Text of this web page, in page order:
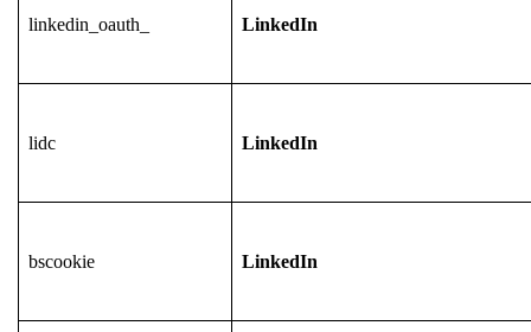
linkedin_oauth_ LinkedIn
lidc LinkedIn
bscookie LinkedIn